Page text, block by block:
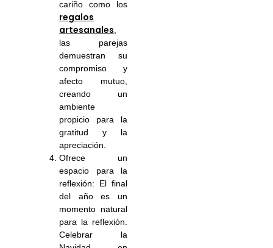
cariño como los
regalos
artesanales,
las parejas
demuestran su
compromiso y
afecto mutuo,
creando un
ambiente
propicio para la
gratitud y la
apreciación.
Ofrece un
espacio para la
reflexión: El final
del año es un
momento natural
para la reflexión.
Celebrar la